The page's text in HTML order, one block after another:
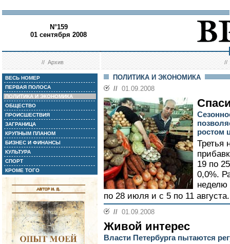
N°159
01 сентября 2008
//Архив //
ВЕСЬ НОМЕР
ПЕРВАЯ ПОЛОСА
ПОЛИТИКА И ЭКОНОМИКА
ОБЩЕСТВО
ПРОИСШЕСТВИЯ
ЗАГРАНИЦА
КРУПНЫМ ПЛАНОМ
БИЗНЕС И ФИНАНСЫ
КУЛЬТУРА
СПОРТ
КРОМЕ ТОГО
ПОЛИТИКА И ЭКОНОМИКА
// 01.09.2008
ростом
Третья
19 по
0,0%.
неделю
по 28 июля и с 5 по 11
// 01.09.2008
Живой интерес
Власти Петербурга пытаются